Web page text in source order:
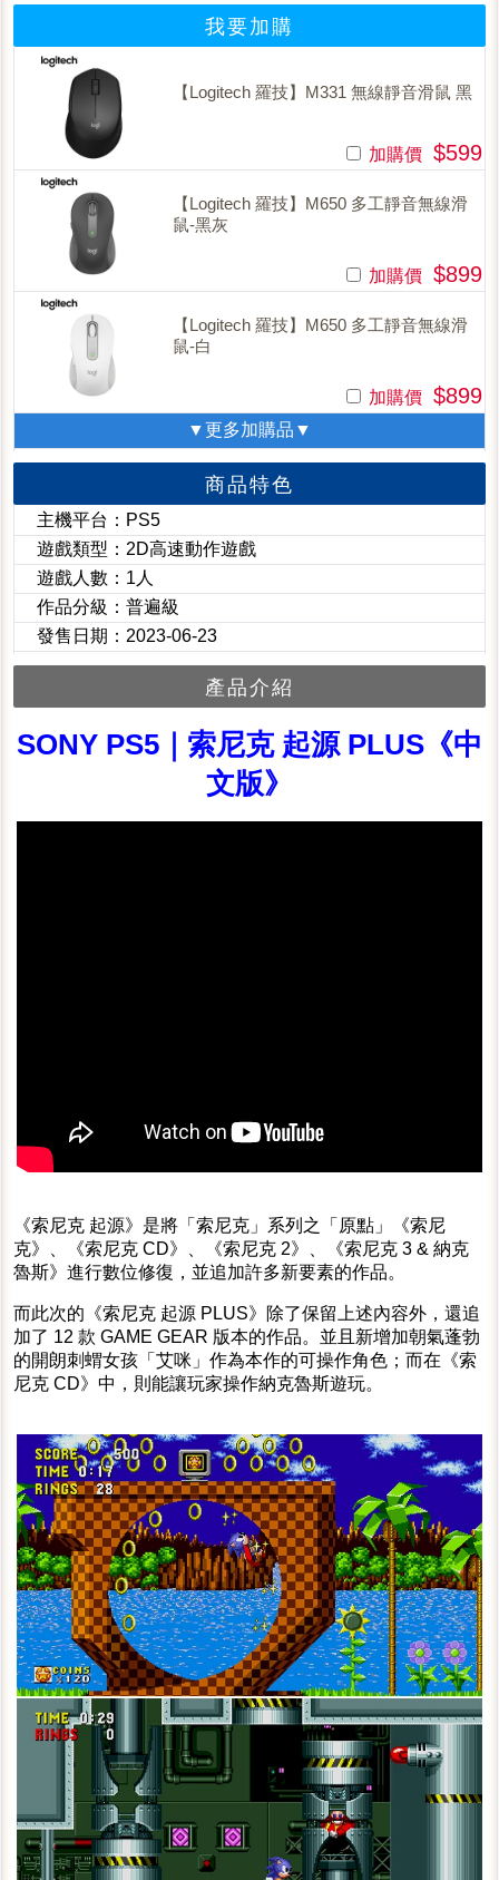
我要加購
【Logitech 羅技】M331 無線靜音滑鼠 黑
加購價 $599
【Logitech 羅技】M650 多工靜音無線滑
鼠-黑灰
加購價 $899
【Logitech 羅技】M650 多工靜音無線滑
鼠-白
加購價 $899
▼更多加購品▼
商品特色
主機平台：PS5
遊戲類型：2D高速動作遊戲
遊戲人數：1人
作品分級：普遍級
發售日期：2023-06-23
產品介紹
SONY PS5｜索尼克 起源 PLUS《中
文版》
《索尼克 起源》是將「索尼克」系列之「原點」《索尼
克》、《索尼克 CD》、《索尼克 2》、《索尼克 3 & 納克
魯斯》進行數位修復，並追加許多新要素的作品。
而此次的《索尼克 起源 PLUS》除了保留上述內容外，還追
加了 12 款 GAME GEAR 版本的作品。並且新增加朝氣蓬勃
的開朗刺蝟女孩「艾咪」作為本作的可操作角色；而在《索
尼克 CD》中，則能讓玩家操作納克魯斯遊玩。